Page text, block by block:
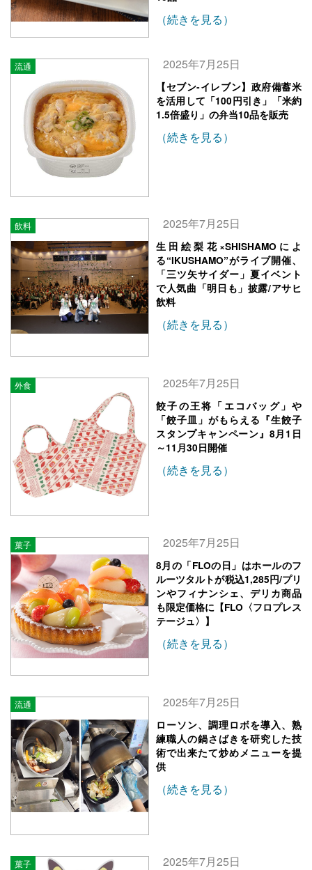
（続きを見る）
流通 2025年7月25日
【セブン‐イレブン】政府備蓄米
を活用して「100円引き」「米約
1.5倍盛り」の弁当10品を販売
（続きを見る）
飲料 2025年7月25日
生田絵梨花×SHISHAMOによ
る“IKUSHAMO”がライブ開催、
「三ツ矢サイダー」夏イベント
で人気曲「明日も」披露/アサヒ
飲料
（続きを見る）
外食 2025年7月25日
餃子の王将「エコバッグ」や
「餃子皿」がもらえる『生餃子
スタンプキャンペーン』8月1日
～11月30日開催
（続きを見る）
菓子 2025年7月25日
8月の「FLOの日」はホールのフ
ルーツタルトが税込1,285円/プリ
ンやフィナンシェ、デリカ商品
も限定価格に【FLO〈フロプレス
テージュ〉】
（続きを見る）
流通 2025年7月25日
ローソン、調理ロボを導入、熟
練職人の鍋さばきを研究した技
術で出来たて炒めメニューを提
供
（続きを見る）
菓子 2025年7月25日